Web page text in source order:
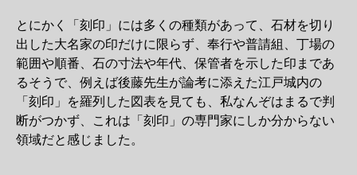
とにかく「刻印」には多くの種類があって、石材を切り
出した大名家の印だけに限らず、奉行や普請組、丁場の
範囲や順番、石の寸法や年代、保管者を示した印まであ
るそうで、例えば後藤先生が論考に添えた江戸城内の
「刻印」を羅列した図表を見ても、私なんぞはまるで判
断がつかず、これは「刻印」の専門家にしか分からない
領域だと感じました。